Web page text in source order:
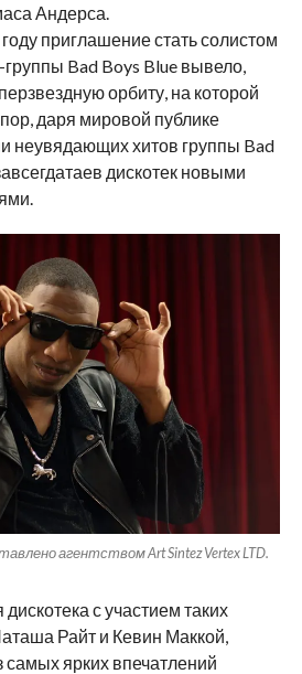
Андерса.
приглашение стать солистом
Bad Boys Blue вывело,
орбиту, на которой
даря мировой публике
неувядающих хитов группы Bad
дискотек новыми
агентством Art Sintez Vertex LTD.
с участием таких
Райт и Кевин Маккой,
самых ярких впечатлений